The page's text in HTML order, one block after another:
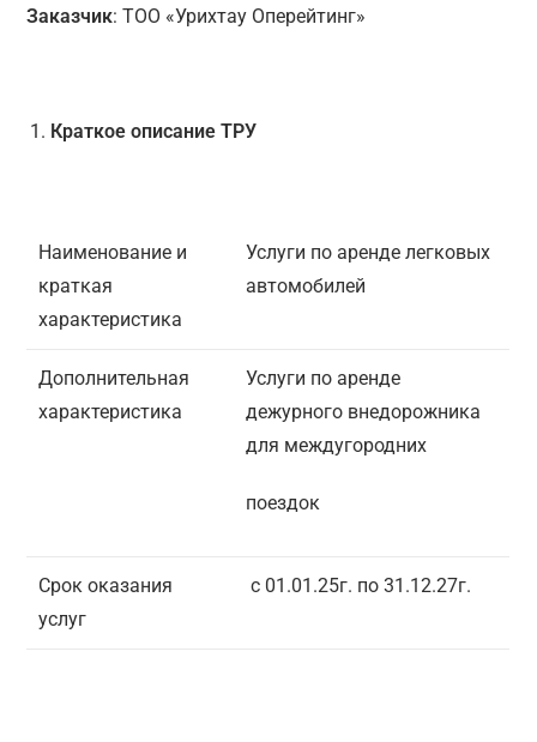
Заказчик: ТОО «Урихтау Оперейтинг»
Краткое описание ТРУ
Наименование и
краткая
характеристика
Услуги по аренде легковых
автомобилей
Дополнительная
характеристика
Услуги по аренде
дежурного внедорожника
для междугородних
поездок
Срок оказания
услуг
с 01.01.25г. по 31.12.27г.